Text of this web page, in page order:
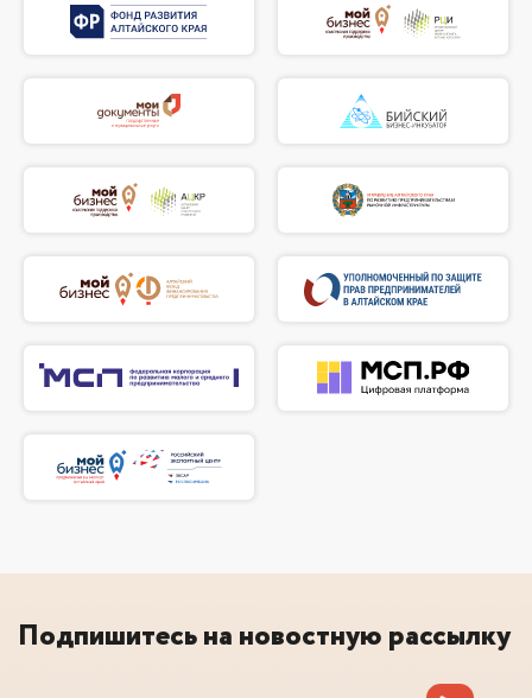
Подпишитесь на новостную рассылку